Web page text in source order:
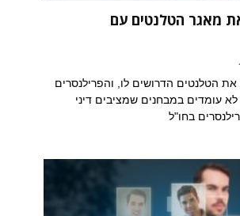
מאגר הטלנטים עם
את הטלנטים הדרושים לו, והפרילנסרים
לא עומדים במבחנים שמציבים דיני
בחו"ל